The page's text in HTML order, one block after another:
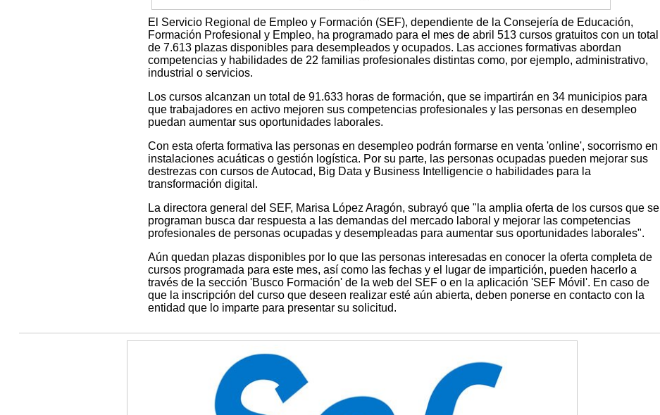
El Servicio Regional de Empleo y Formación (SEF), dependiente de la Consejería de Educación,
Formación Profesional y Empleo, ha programado para el mes de abril 513 cursos gratuitos con un total
de 7.613 plazas disponibles para desempleados y ocupados. Las acciones formativas abordan
competencias y habilidades de 22 familias profesionales distintas como, por ejemplo, administrativo,
industrial o servicios.
Los cursos alcanzan un total de 91.633 horas de formación, que se impartirán en 34 municipios para
que trabajadores en activo mejoren sus competencias profesionales y las personas en desempleo
puedan aumentar sus oportunidades laborales.
Con esta oferta formativa las personas en desempleo podrán formarse en venta 'online', socorrismo en
instalaciones acuáticas o gestión logística. Por su parte, las personas ocupadas pueden mejorar sus
destrezas con cursos de Autocad, Big Data y Business Intelligencie o habilidades para la
transformación digital.
La directora general del SEF, Marisa López Aragón, subrayó que "la amplia oferta de los cursos que se
programan busca dar respuesta a las demandas del mercado laboral y mejorar las competencias
profesionales de personas ocupadas y desempleadas para aumentar sus oportunidades laborales".
Aún quedan plazas disponibles por lo que las personas interesadas en conocer la oferta completa de
cursos programada para este mes, así como las fechas y el lugar de impartición, pueden hacerlo a
través de la sección 'Busco Formación' de la web del SEF o en la aplicación 'SEF Móvil'. En caso de
que la inscripción del curso que deseen realizar esté aún abierta, deben ponerse en contacto con la
entidad que lo imparte para presentar su solicitud.